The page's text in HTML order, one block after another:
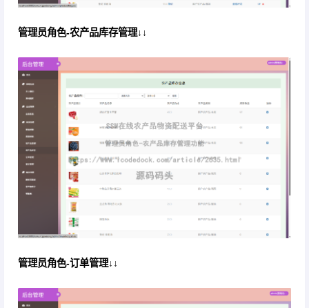
管理员角色-农产品库存管理↓↓
管理员角色-订单管理↓↓